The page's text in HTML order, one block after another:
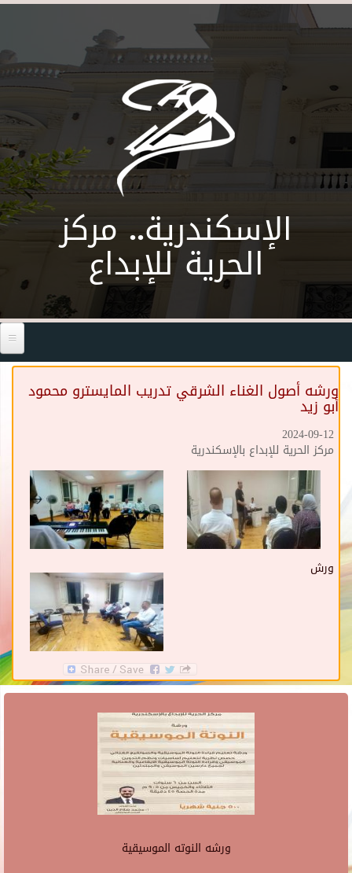
Skip to main content
الإسكندرية.. مركز
الحرية للإبداع
ورشه أصول الغناء الشرقي تدريب المايسترو محمود
أبو زيد
2024-09-12
مركز الحرية للإبداع بالإسكندرية
ورش
ورشه النوته الموسيقية